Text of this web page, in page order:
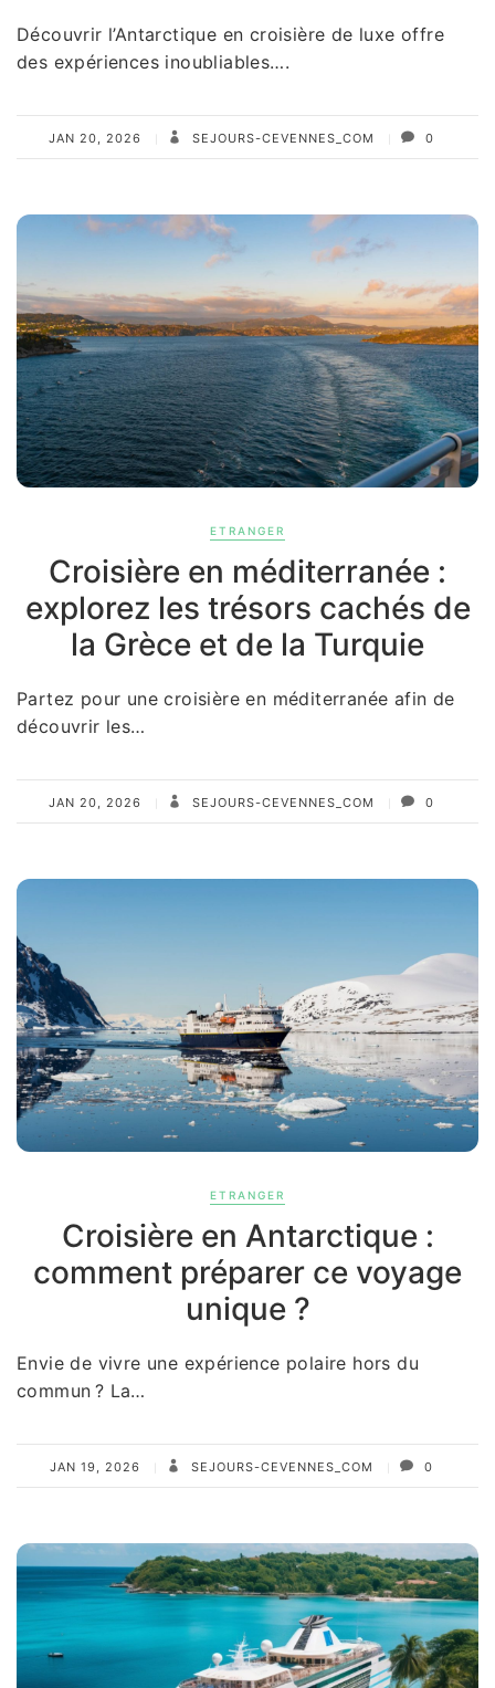
Découvrir l’Antarctique en croisière de luxe offre
des expériences inoubliables….
JAN 20, 2026 SEJOURS-CEVENNES_COM 0
ETRANGER
Croisière en méditerranée :
explorez les trésors cachés de
la Grèce et de la Turquie
Partez pour une croisière en méditerranée afin de
découvrir les…
JAN 20, 2026 SEJOURS-CEVENNES_COM 0
ETRANGER
Croisière en Antarctique :
comment préparer ce voyage
unique ?
Envie de vivre une expérience polaire hors du
commun ? La…
JAN 19, 2026 SEJOURS-CEVENNES_COM 0